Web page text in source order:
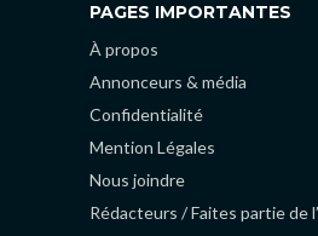
PAGES IMPORTANTES
À propos
Annonceurs & média
Confidentialité
Mention Légales
Nous joindre
Rédacteurs / Faites partie de